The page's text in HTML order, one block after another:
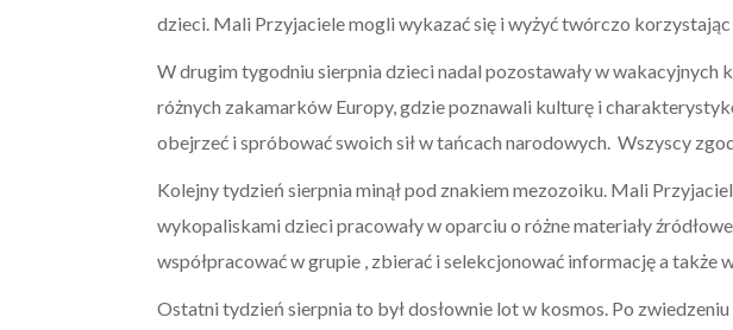
dzieci. Mali Przyjaciele mogli wykazać się i wyżyć twórczo
W drugim tygodniu sierpnia dzieci nadal pozostawały w
różnych zakamarków Europy, gdzie poznawali kulturę i
obejrzeć i spróbować swoich sił w tańcach narodowych. Wszyscy
Kolejny tydzień sierpnia minął pod znakiem mezozoiku. Mali
wykopaliskami dzieci pracowały w oparciu o różne materiały
współpracować w grupie , zbierać i selekcjonować informację a także
Ostatni tydzień sierpnia to był dosłownie lot w kosmos. Po